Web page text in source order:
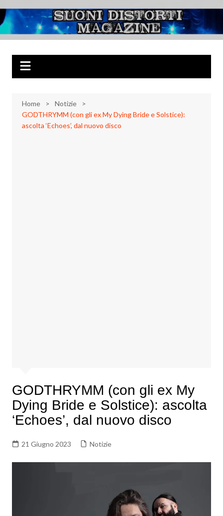
al
contenuto
Suoni Distorti
Magazine
Musica Rock, Metal, Punk e varie sonorità alternative
Home
Notizie
GODTHRYMM (con gli ex My Dying Bride e Solstice):
ascolta ‘Echoes’, dal nuovo disco
GODTHRYMM (con gli ex My
Dying Bride e Solstice): ascolta
‘Echoes’, dal nuovo disco
21 Giugno 2023 Notizie